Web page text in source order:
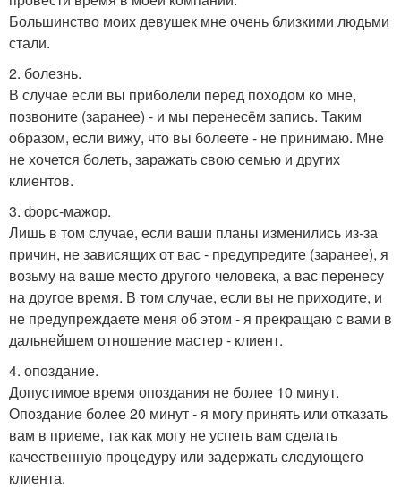
Большинство моих девушек мне очень близкими людьми
стали.
2. болезнь.
В случае если вы приболели перед походом ко мне,
позвоните (заранее) - и мы перенесём запись. Таким
образом, если вижу, что вы болеете - не принимаю. Мне
не хочется болеть, заражать свою семью и других
клиентов.
3. форс-мажор.
Лишь в том случае, если ваши планы изменились из-за
причин, не зависящих от вас - предупредите (заранее), я
возьму на ваше место другого человека, а вас перенесу
на другое время. В том случае, если вы не приходите, и
не предупреждаете меня об этом - я прекращаю с вами в
дальнейшем отношение мастер - клиент.
4. опоздание.
Допустимое время опоздания не более 10 минут.
Опоздание более 20 минут - я могу принять или отказать
вам в приеме, так как могу не успеть вам сделать
качественную процедуру или задержать следующего
клиента.